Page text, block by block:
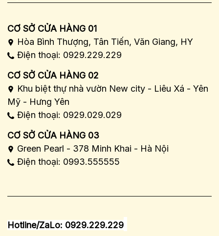
CƠ SỞ CỬA HÀNG 01
Hòa Bình Thượng, Tân Tiến, Văn Giang, HY
Điện thoại: 0929.229.229
CƠ SỞ CỬA HÀNG 02
Khu biệt thự nhà vườn New city - Liêu Xá - Yên
Mỹ - Hưng Yên
Điện thoại: 0929.029.029
CƠ SỞ CỬA HÀNG 03
Green Pearl - 378 Minh Khai - Hà Nội
Điện thoại: 0993.555555
Hotline/ZaLo: 0929.229.229